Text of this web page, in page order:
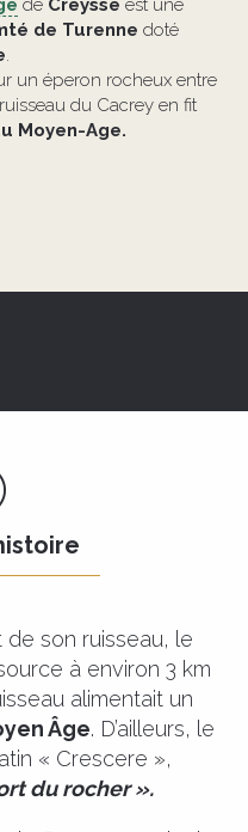
de Creysse est une
de Turenne doté
.
un éperon rocheux entre
du Cacrey en fit
Moyen-Age.
de son ruisseau, le
à environ 3 km
alimentait un
Âge. D’ailleurs, le
« Crescere »,
du rocher ».